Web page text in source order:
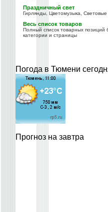
Праздничный свет
Гирлянды, Цветомузыка, Световые
Весь список товаров
Полный список товарных позиций
категории и страницы
Погода в Тюмени
Прогноз на завтра